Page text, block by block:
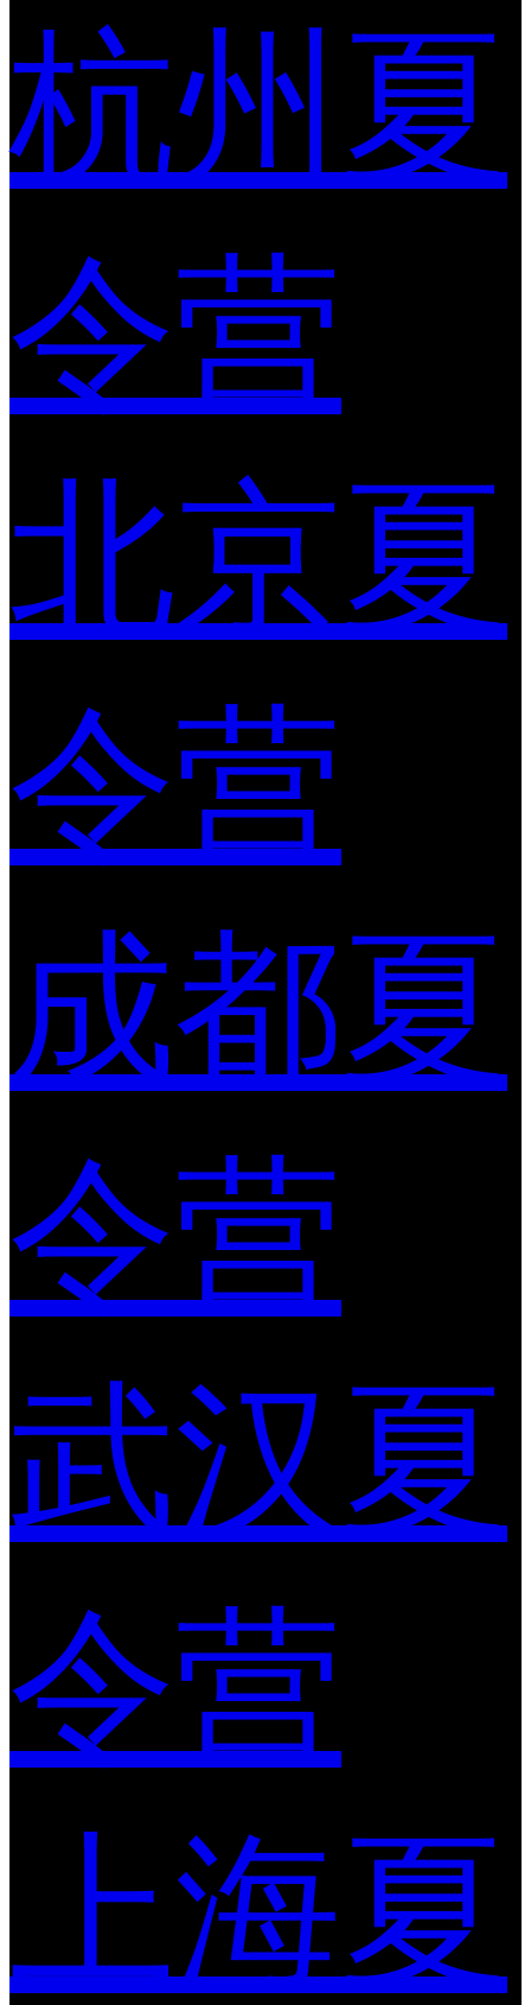
杭州夏
令营
北京夏
令营
成都夏
令营
武汉夏
令营
上海夏